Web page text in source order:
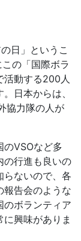
日」というこ
の「国際ボラ
活動する200人
日本からは、
協力隊の人が
のVSOなど多
の行進も良いの
らないので、各
報告会のような
のボランティア
興味がありま